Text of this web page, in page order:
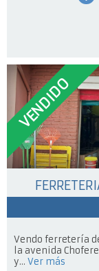
VENDIDO
Vendo ferretería
la avenida
y... Ver más